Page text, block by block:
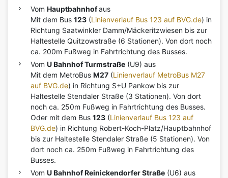
Vom Hauptbahnhofaus
Mit dem Bus 123 (Linienverlauf Bus 123 auf BVG.de) in
Richtung Saatwinkler Damm/Mäckeritzwiesen bis zur
Haltestelle Quitzowstraße (6 Stationen). Von dort noch
ca. 200m Fußweg in Fahrtrichtung des Busses.
Vom U Bahnhof Turmstraße (U9) aus
Mit dem MetroBus M27 (Linienverlauf MetroBus M27
auf BVG.de) in Richtung S+U Pankow bis zur
Haltestelle Stendaler Straße (3 Stationen). Von dort
noch ca. 250m Fußweg in Fahrtrichtung des Busses.
Oder mit dem Bus 123 (Linienverlauf Bus 123 auf
BVG.de) in Richtung Robert-Koch-Platz/Hauptbahnhof
bis zur Haltestelle Stendaler Straße (5 Stationen). Von
dort noch ca. 250m Fußweg in Fahrtrichtung des
Busses.
Vom U Bahnhof Reinickendorfer Straße (U6) aus